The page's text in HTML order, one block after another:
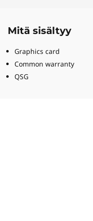
Mitä sisältyy
Graphics card
Common warranty
QSG